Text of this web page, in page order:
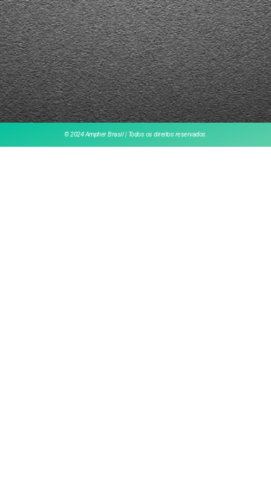
© 2024 Ampher Brasil | Todos os direitos reservados.